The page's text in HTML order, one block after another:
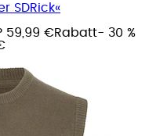
SDRick«
59,99 €Rabatt- 30 %